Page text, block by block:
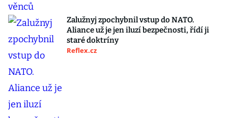
Zalužnyj zpochybnil vstup do NATO.
Aliance už je jen iluzí bezpečnosti, řídí ji
staré doktríny
Reflex.cz